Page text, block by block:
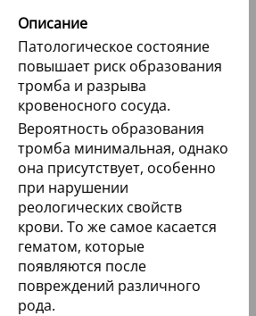
Описание
Патологическое состояние
повышает риск образования
тромба и разрыва
кровеносного сосуда.
Вероятность образования
тромба минимальная, однако
она присутствует, особенно
при нарушении
реологических свойств
крови. То же самое касается
гематом, которые
появляются после
повреждений различного
рода.